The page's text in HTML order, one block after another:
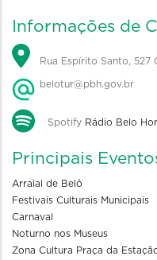
Informações de
Rua Espírito Santo, 527
belotur@pbh.gov.br
Spotify Rádio Belo
Principais
Arraial de Belô
Festivais Culturais Municipais
Carnaval
Noturno nos Museus
Zona Cultura Praça da